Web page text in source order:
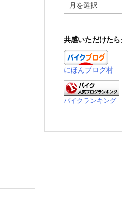
ー
ブ
共感いただけたら
にほんブログ村
バイクランキング